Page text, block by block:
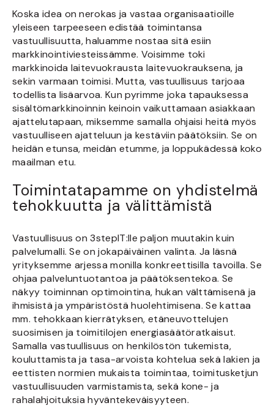
Koska idea on nerokas ja vastaa organisaatioille
yleiseen tarpeeseen edistää toimintansa
vastuullisuutta, haluamme nostaa sitä esiin
markkinointiviesteissämme. Voisimme toki
markkinoida laitevuokrausta laitevuokrauksena, ja
sekin varmaan toimisi. Mutta, vastuullisuus tarjoaa
todellista lisäarvoa. Kun pyrimme joka tapauksessa
sisältömarkkinoinnin keinoin vaikuttamaan asiakkaan
ajattelutapaan, miksemme samalla ohjaisi heitä myös
vastuulliseen ajatteluun ja kestäviin päätöksiin. Se on
heidän etunsa, meidän etumme, ja loppukädessä koko
maailman etu.
Toimintatapamme on yhdistelmä
tehokkuutta ja välittämistä
Vastuullisuus on 3stepIT:lle paljon muutakin kuin
palvelumalli. Se on jokapäiväinen valinta. Ja läsnä
yrityksemme arjessa monilla konkreettisilla tavoilla. Se
ohjaa palveluntuotantoa ja päätöksentekoa. Se
näkyy toiminnan optimointina, hukan välttämisenä ja
ihmisistä ja ympäristöstä huolehtimisena. Se kattaa
mm. tehokkaan kierrätyksen, etäneuvottelujen
suosimisen ja toimitilojen energiasäätöratkaisut.
Samalla vastuullisuus on henkilöstön tukemista,
kouluttamista ja tasa-arvoista kohtelua sekä lakien ja
eettisten normien mukaista toimintaa, toimitusketjun
vastuullisuuden varmistamista, sekä kone- ja
rahalahjoituksia hyväntekeväisyyteen.